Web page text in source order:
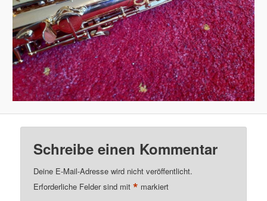
Schreibe einen Kommentar
Deine E-Mail-Adresse wird nicht veröffentlicht.
Erforderliche Felder sind mit* markiert